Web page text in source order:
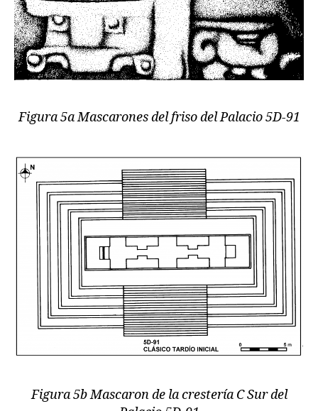
Figura 5a Mascarones del friso del Palacio 5D-91
Figura 5b Mascaron de la crestería C Sur del